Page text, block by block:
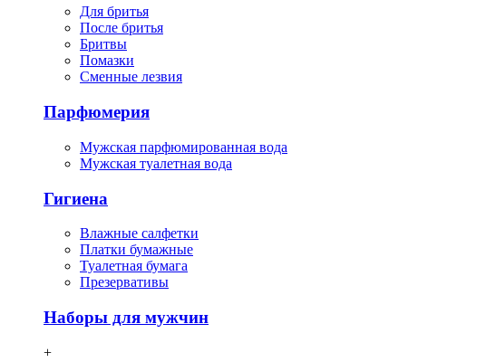
Для бритья
После бритья
Бритвы
Помазки
Сменные лезвия
Парфюмерия
Мужская парфюмированная вода
Мужская туалетная вода
Гигиена
Влажные салфетки
Платки бумажные
Туалетная бумага
Презервативы
Наборы для мужчин
+